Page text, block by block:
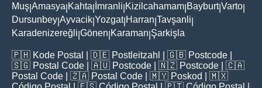
Muş Amasya Kahta İmranli Kizilcahamam Bayburt|Varto
Dursunbey Ayvacik Yozgat| Harran Tavşanli
Karadenizereğli Gönen Karaman Şarkişla
🇵🇭 Kode Postal | 🇩🇪 Postleitzahl | 🇬🇧 Postcode
🇸🇬 Postal Code | 🇦🇺 Postcode | 🇳🇿 Postcode | 🇨🇦
Postal Code | 🇿🇦 Postal Code | 🇲🇾 Poskod
| 🇲🇽